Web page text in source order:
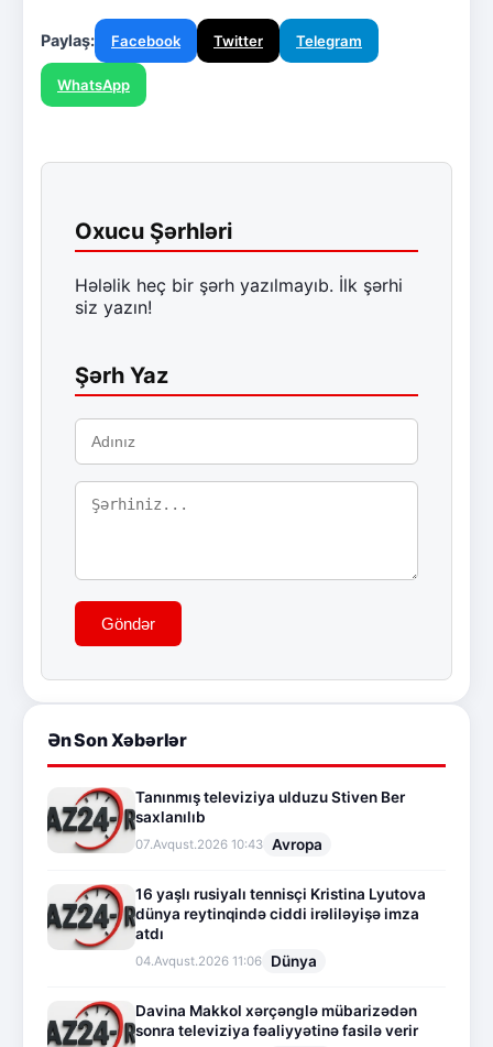
Paylaş: Facebook Twitter Telegram
WhatsApp
Oxucu Şərhləri
Hələlik heç bir şərh yazılmayıb. İlk şərhi
siz yazın!
Şərh Yaz
Göndər
Ən Son Xəbərlər
Tanınmış televiziya ulduzu Stiven Ber
saxlanılıb
07.Avqust.2026 10:43 Avropa
16 yaşlı rusiyalı tennisçi Kristina Lyutova
dünya reytinqində ciddi irəliləyişə imza
atdı
04.Avqust.2026 11:06 Dünya
Davina Makkol xərçənglə mübarizədən
sonra televiziya fəaliyyətinə fasilə verir